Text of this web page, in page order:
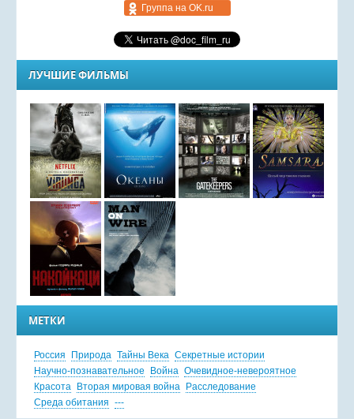
Группа на OK.ru
ЛУЧШИЕ ФИЛЬМЫ
МЕТКИ
Россия Природа Тайны Века Секретные истории
Научно-познавательное
Война Очевидное-невероятное
Красота
Вторая мировая война
Расследование
Среда обитания ---